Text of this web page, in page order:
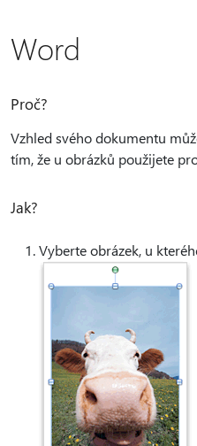
Word
Proč?
Vzhled svého dokumentu
tím, že u obrázků použijete
Jak?
Vyberte obrázek, u